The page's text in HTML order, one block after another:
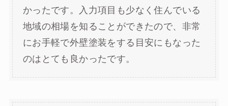
かったです。入力項目も少なく住んでいる
地域の相場を知ることができたので、非常
にお手軽で外壁塗装をする目安にもなった
のはとても良かったです。